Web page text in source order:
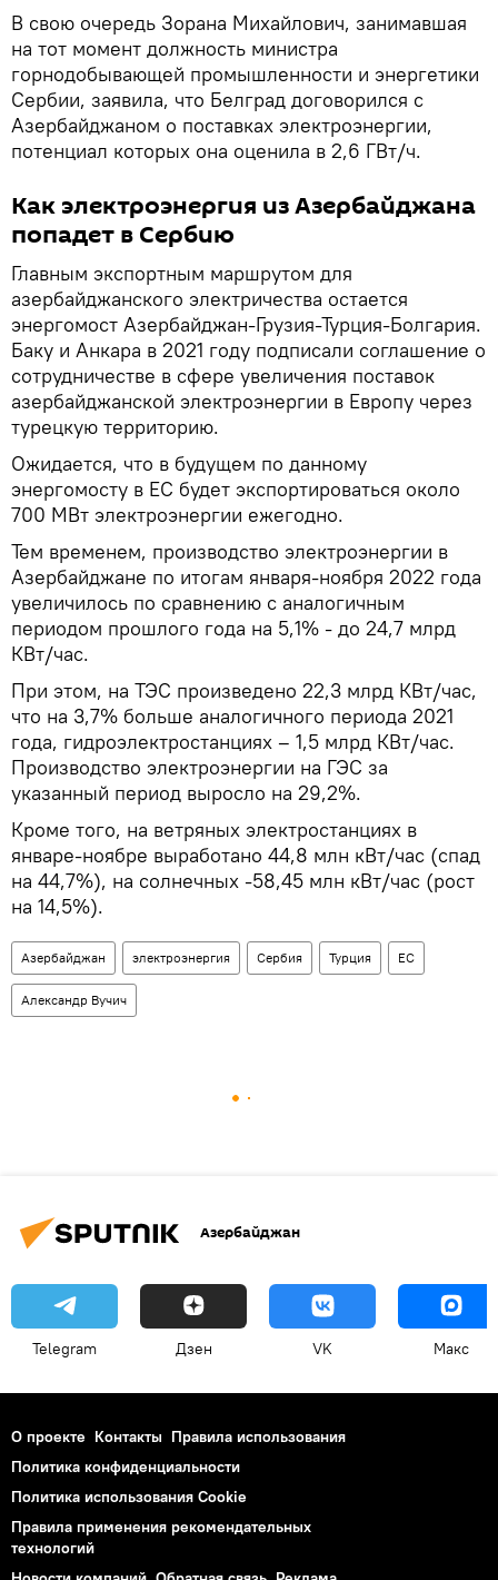
В свою очередь Зорана Михайлович, занимавшая
на тот момент должность министра
горнодобывающей промышленности и энергетики
Сербии, заявила, что Белград договорился с
Азербайджаном о поставках электроэнергии,
потенциал которых она оценила в 2,6 ГВт/ч.
Как электроэнергия из Азербайджана
попадет в Сербию
Главным экспортным маршрутом для
азербайджанского электричества остается
энергомост Азербайджан-Грузия-Турция-Болгария.
Баку и Анкара в 2021 году подписали соглашение о
сотрудничестве в сфере увеличения поставок
азербайджанской электроэнергии в Европу через
турецкую территорию.
Ожидается, что в будущем по данному
энергомосту в ЕС будет экспортироваться около
700 МВт электроэнергии ежегодно.
Тем временем, производство электроэнергии в
Азербайджане по итогам января-ноября 2022 года
увеличилось по сравнению с аналогичным
периодом прошлого года на 5,1% - до 24,7 млрд
КВт/час.
При этом, на ТЭС произведено 22,3 млрд КВт/час,
что на 3,7% больше аналогичного периода 2021
года, гидроэлектростанциях – 1,5 млрд КВт/час.
Производство электроэнергии на ГЭС за
указанный период выросло на 29,2%.
Кроме того, на ветряных электростанциях в
январе-ноябре выработано 44,8 млн кВт/час (спад
на 44,7%), на солнечных -58,45 млн кВт/час (рост
на 14,5%).
Азербайджан электроэнергия Сербия Турция ЕС
Александр Вучич
Азербайджан
Telegram Дзен VK Макс
О проекте Контакты Правила использования
Политика конфиденциальности
Политика использования Cookie
Правила применения рекомендательных
технологий